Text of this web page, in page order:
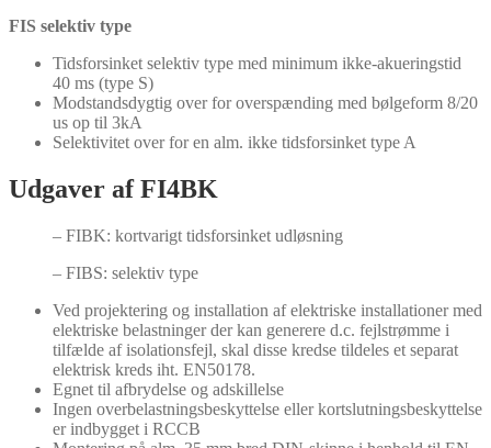
FIS selektiv type
Tidsforsinket selektiv type med minimum ikke-akueringstid
40 ms (type S)
Modstandsdygtig over for overspænding med bølgeform 8/20
us op til 3kA
Selektivitet over for en alm. ikke tidsforsinket type A
Udgaver af FI4BK
– FIBK: kortvarigt tidsforsinket udløsning
– FIBS: selektiv type
Ved projektering og installation af elektriske installationer med
elektriske belastninger der kan generere d.c. fejlstrømme i
tilfælde af isolationsfejl, skal disse kredse tildeles et separat
elektrisk kreds iht. EN50178.
Egnet til afbrydelse og adskillelse
Ingen overbelastningsbeskyttelse eller kortslutningsbeskyttelse
er indbygget i RCCB